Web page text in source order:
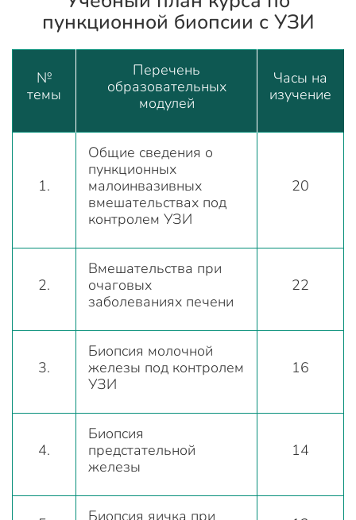
пункционной биопсии с УЗИ
№
темы
Перечень
образовательных
модулей
Часы на
изучение
1.
Общие сведения о
пункционных
малоинвазивных
вмешательствах под
контролем УЗИ
20
2.
Вмешательства при
очаговых
заболеваниях печени
22
3.
Биопсия молочной
железы под контролем
УЗИ
16
4.
Биопсия
предстательной
железы
14
Биопсия яичка при